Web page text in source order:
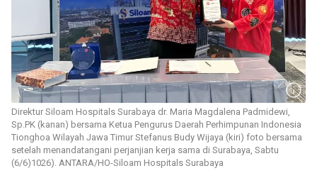
Direktur Siloam Hospitals Surabaya dr. Maria Magdalena Padmidewi,
Sp.PK (kanan) bersama Ketua Pengurus Daerah Perhimpunan Indonesia
Tionghoa Wilayah Jawa Timur Stefanus Budy Wijaya (kiri) foto bersama
setelah menandatangani perjanjian kerja sama di Surabaya, Sabtu
(6/6)1026). ANTARA/HO-Siloam Hospitals Surabaya